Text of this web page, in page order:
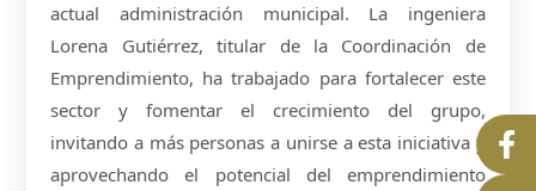
actual administración municipal. La ingeniera
Lorena Gutiérrez, titular de la Coordinación de
Emprendimiento, ha trabajado para fortalecer este
sector y fomentar el crecimiento del grupo,
invitando a más personas a unirse a esta iniciativa y
aprovechando el potencial del emprendimiento